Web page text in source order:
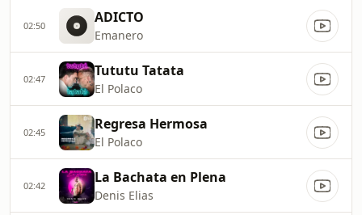
02:50 ADICTO
Emanero
02:47 Tututu Tatata
El Polaco
02:45 Regresa Hermosa
El Polaco
02:42 La Bachata en Plena
Denis Elias